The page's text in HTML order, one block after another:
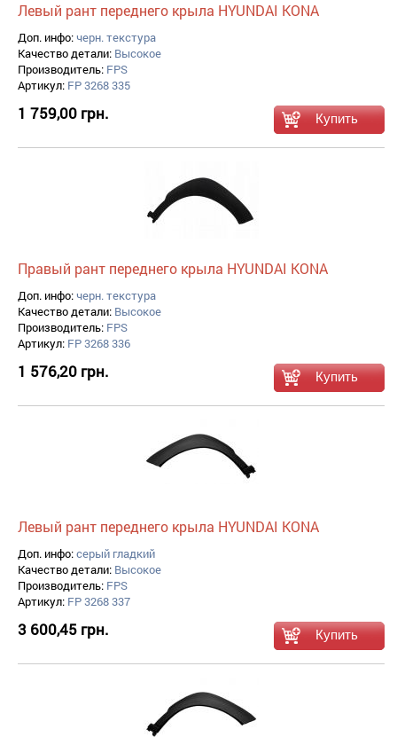
Левый рант переднего крыла HYUNDAI KONA
Доп. инфо:черн. текстура
Качество детали: Высокое
Производитель: FPS
Артикул: FP 3268 335
1 759,00 грн.
Правый рант переднего крыла HYUNDAI KONA
Доп. инфо:черн. текстура
Качество детали: Высокое
Производитель: FPS
Артикул: FP 3268 336
1 576,20 грн.
Левый рант переднего крыла HYUNDAI KONA
Доп. инфо:серый гладкий
Качество детали: Высокое
Производитель: FPS
Артикул: FP 3268 337
3 600,45 грн.